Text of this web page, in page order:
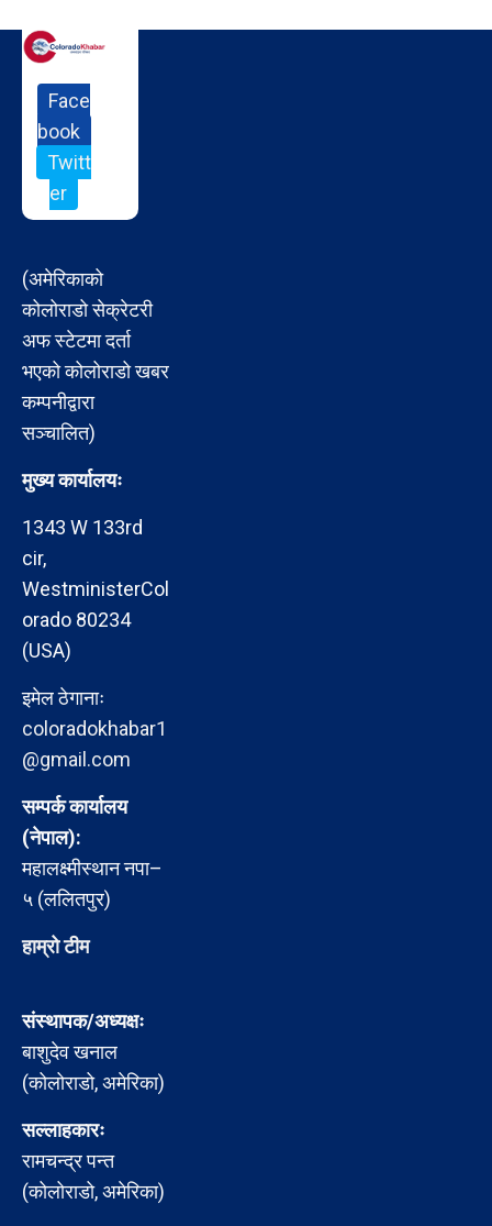
Face
book
Twitt
er
(अमेरिकाको
कोलोराडो सेक्रेटरी
अफ स्टेटमा दर्ता
भएको कोलोराडो खबर
कम्पनीद्वारा
सञ्चालित)
मुख्य कार्यालयः
1343 W 133rd
cir,
WestministerCol
orado 80234
(USA)
इमेल ठेगानाः
coloradokhabar1
@gmail.com
सम्पर्क कार्यालय
(नेपाल):
महालक्ष्मीस्थान नपा–
५ (ललितपुर)
हाम्रो टीम
संस्थापक/अध्यक्षः
बाशुदेव खनाल
(कोलोराडो, अमेरिका)
सल्लाहकारः
रामचन्द्र पन्त
(कोलोराडो, अमेरिका)